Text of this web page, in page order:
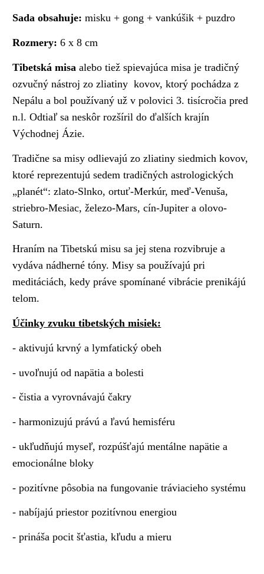
Sada obsahuje:misku + gong + vankúšik + puzdro
Rozmery:6 x 8 cm
Tibetská misa alebo tiež spievajúca misa je tradičný
ozvučný nástroj zo zliatiny kovov, ktorý pochádza z
Nepálu a bol používaný už v polovici 3. tisícročia pred
n.l. Odtiaľ sa neskôr rozšíril do ďalších krajín
Východnej Ázie.
Tradične sa misy odlievajú zo zliatiny siedmich kovov,
ktoré reprezentujú sedem tradičných astrologických
„planét“: zlato-Slnko, ortuť-Merkúr, meď-Venuša,
striebro-Mesiac, železo-Mars, cín-Jupiter a olovo-
Saturn.
Hraním na Tibetskú misu sa jej stena rozvibruje a
vydáva nádherné tóny. Misy sa používajú pri
meditáciách, kedy práve spomínané vibrácie prenikájú
telom.
Účinky zvuku tibetských misiek:
- aktivujú krvný a lymfatický obeh
- uvoľnujú od napätia a bolesti
- čistia a vyrovnávajú čakry
- harmonizujú právú a ľavú hemisféru
- ukľudňujú myseľ, rozpúšťajú mentálne napätie a
emocionálne bloky
- pozitívne pôsobia na fungovanie tráviacieho systému
- nabíjajú priestor pozitívnou energiou
- prináša pocit šťastia, kľudu a mieru